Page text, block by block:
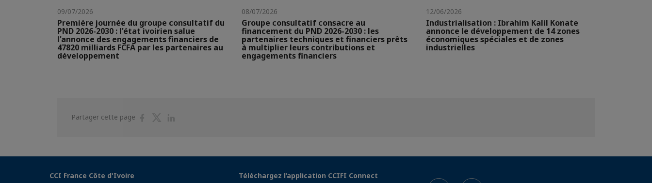
09/07/2026
Première journée du groupe consultatif du
PND 2026-2030 : l'état ivoirien salue
l'annonce des engagements financiers de
47820 milliards FCFA par les partenaires au
développement
08/07/2026
Groupe consultatif consacre au
financement du PND 2026-2030 : les
partenaires techniques et financiers prêts
à multiplier leurs contributions et
engagements financiers
12/06/2026
Industrialisation : Ibrahim Kalil Konate
annonce le développement de 14 zones
économiques spéciales et de zones
industrielles
Partager cette page
PartagerPartager
CCI France Côte d'Ivoire Téléchargez l’application CCIFI Connect